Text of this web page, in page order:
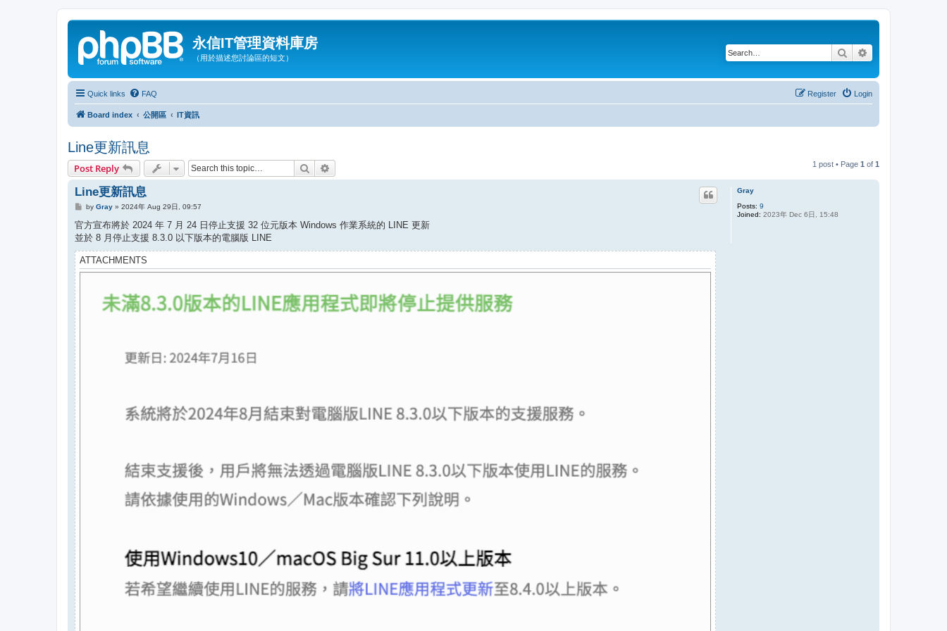
永信IT管理資料庫房
（用於描述您討論區的短文） Search
Quick links FAQ Login
Register
Board index 公開區 IT資訊
Line更新訊息
Post Reply Search 1 post • Page 1 of 1
Gray
Posts: 9
Joined: 2023年 Dec 6日, 15:48
Line更新訊息
P
s
t
by Gray» 2024年 Aug 29日, 09:57
官方宣布將於 2024 年 7 月 24 日停止支援 32 位元版本 Windows 作業系統的 LINE 更新
並於 8 月停止支援 8.3.0 以下版本的電腦版 LINE
ATTACHMENTS